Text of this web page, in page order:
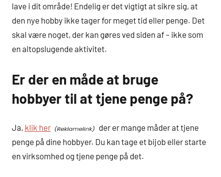
lave i dit område! Endelig er det vigtigt at sikre sig, at
den nye hobby ikke tager for meget tid eller penge. Det
skal være noget, der kan gøres ved siden af – ikke som
en altopslugende aktivitet.
Er der en måde at bruge
hobbyer til at tjene penge på?
Ja, klik her
der er mange måder at tjene
penge på dine hobbyer. Du kan tage et bijob eller starte
en virksomhed og tjene penge på det.